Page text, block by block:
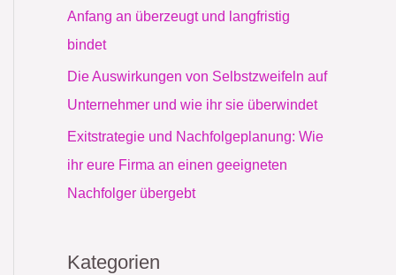
Anfang an überzeugt und langfristig
bindet
Die Auswirkungen von Selbstzweifeln auf
Unternehmer und wie ihr sie überwindet
Exitstrategie und Nachfolgeplanung: Wie
ihr eure Firma an einen geeigneten
Nachfolger übergebt
Kategorien